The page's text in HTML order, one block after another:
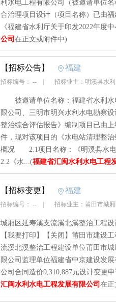
利水电工程有限公司（被邀请单位
合治理项目设计（项目名称）已由
《福建省水利厅关于印发2022年度
公司 在正文或附件中)
【招标公告】 福建
招标编号： -- 招标业主：明溪县水
被邀请单位名称：福建省水利水
限公司、三明市明兴水利水电勘
整治综合评估报告》编制项目已由
件，现对该项目的《水电站清理整
概况 2.1项目名称：《明溪县水
2.2《水...(福建省汇闽水利水电工程
【招标变更】 福建
招标编号： -- 招标业主：莆田市城
城厢区延寿溪支流溪北溪整治工程
【我要打印】【关闭】莆田市建设
流溪北溪整治工程建设单位莆田市
限公司监理单位福建省中京建设发
公司合同造价9,310,887元设计变更
汇闽水利水电工程发展有限公司 在正